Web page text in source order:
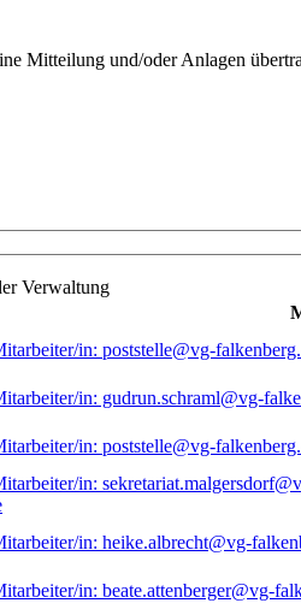
Mitteilung und/oder Anlagen
Verwaltung